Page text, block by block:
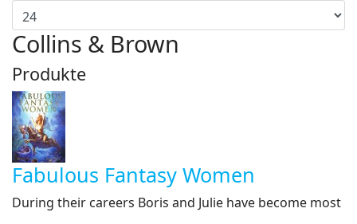
Collins & Brown
Produkte
Fabulous Fantasy Women
During their careers Boris and Julie have become most